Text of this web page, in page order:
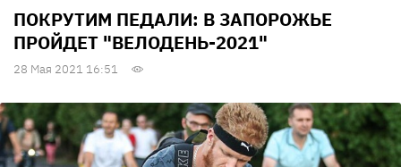
ПОКРУТИМ ПЕДАЛИ: В ЗАПОРОЖЬЕ
ПРОЙДЕТ "ВЕЛОДЕНЬ-2021"
28 Мая 2021 16:51